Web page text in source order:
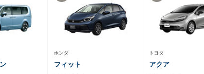
ホンダ
フィット
トヨタ
アクア